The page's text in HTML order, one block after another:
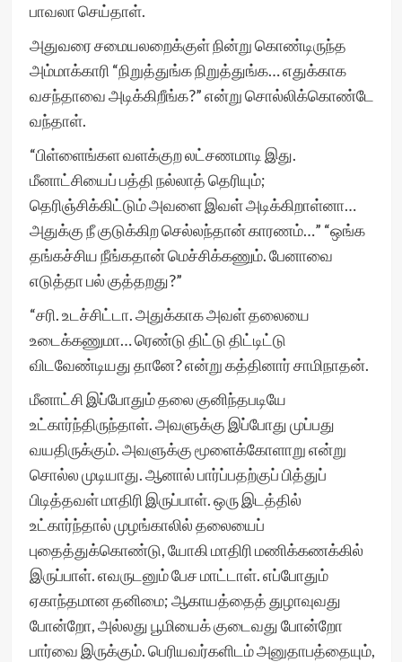
பாவலா செய்தாள்.
அதுவரை சமையலறைக்குள் நின்று கொண்டிருந்த
அம்மாக்காரி “நிறுத்துங்க நிறுத்துங்க… எதுக்காக
வசந்தாவை அடிக்கிறீங்க?” என்று சொல்லிக்கொண்டே
வந்தாள்.
“பிள்ளைங்கள வளக்குற லட்சணமாடி இது.
மீனாட்சியைப் பத்தி நல்லாத் தெரியும்;
தெரிஞ்சிக்கிட்டும் அவளை இவள் அடிக்கிறாள்னா…
அதுக்கு நீ குடுக்கிற செல்லந்தான் காரணம்…” “ஒங்க
தங்கச்சிய நீங்கதான் மெச்சிக்கணும். பேனாவை
எடுத்தா பல் குத்தறது?”
“சரி. உடச்சிட்டா. அதுக்காக அவள் தலையை
உடைக்கணுமா… ரெண்டு திட்டு திட்டிட்டு
விடவேண்டியது தானே? என்று கத்தினார் சாமிநாதன்.
மீனாட்சி இப்போதும் தலை குனிந்தபடியே
உட்கார்ந்திருந்தாள். அவளுக்கு இப்போது முப்பது
வயதிருக்கும். அவளுக்கு மூளைக்கோளாறு என்று
சொல்ல முடியாது. ஆனால் பார்ப்பதற்குப் பித்துப்
பிடித்தவள் மாதிரி இருப்பாள். ஒரு இடத்தில்
உட்கார்ந்தால் முழங்காலில் தலையைப்
புதைத்துக்கொண்டு, யோகி மாதிரி மணிக்கணக்கில்
இருப்பாள். எவருடனும் பேச மாட்டாள். எப்போதும்
ஏகாந்தமான தனிமை; ஆகாயத்தைத் துழாவுவது
போன்றோ, அல்லது பூமியைக் குடைவது போன்றோ
பார்வை இருக்கும். பெரியவர்களிடம் அனுதாபத்தையும்,